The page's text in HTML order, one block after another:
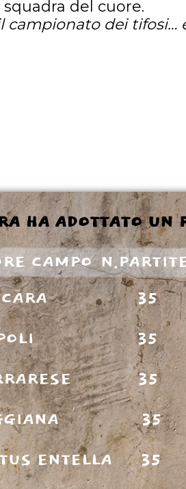
del cuore.
campionato dei tifosi…
HA ADOTTATO UN
CAMPO
35
35
35
35
ENTELLA 35